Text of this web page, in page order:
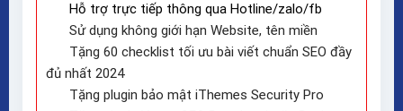
Hỗ trợ trực tiếp thông qua Hotline/zalo/fb
Sử dụng không giới hạn Website, tên miền
Tặng 60 checklist tối ưu bài viết chuẩn SEO đầy
đủ nhất 2024
Tặng plugin bảo mật iThemes Security Pro